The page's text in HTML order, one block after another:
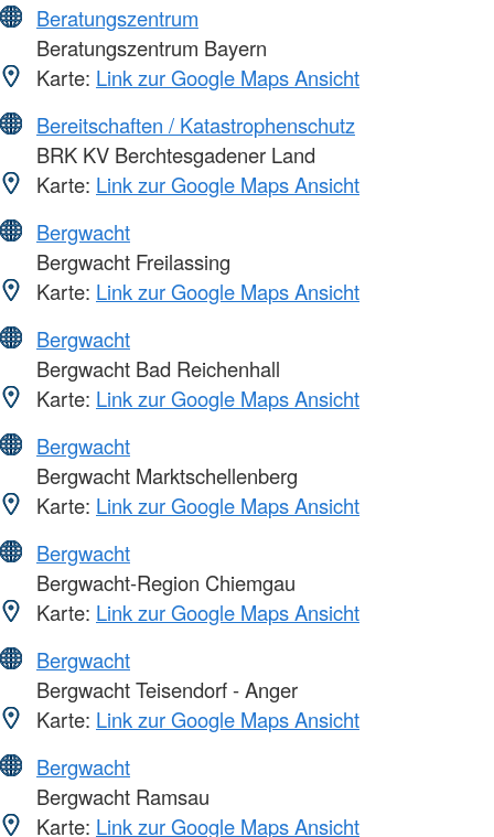
Beratungszentrum
Beratungszentrum Bayern
Karte: Link zur Google Maps Ansicht
Bereitschaften / Katastrophenschutz
BRK KV Berchtesgadener Land
Karte: Link zur Google Maps Ansicht
Bergwacht
Bergwacht Freilassing
Karte: Link zur Google Maps Ansicht
Bergwacht
Bergwacht Bad Reichenhall
Karte: Link zur Google Maps Ansicht
Bergwacht
Bergwacht Marktschellenberg
Karte: Link zur Google Maps Ansicht
Bergwacht
Bergwacht-Region Chiemgau
Karte: Link zur Google Maps Ansicht
Bergwacht
Bergwacht Teisendorf - Anger
Karte: Link zur Google Maps Ansicht
Bergwacht
Bergwacht Ramsau
Karte: Link zur Google Maps Ansicht